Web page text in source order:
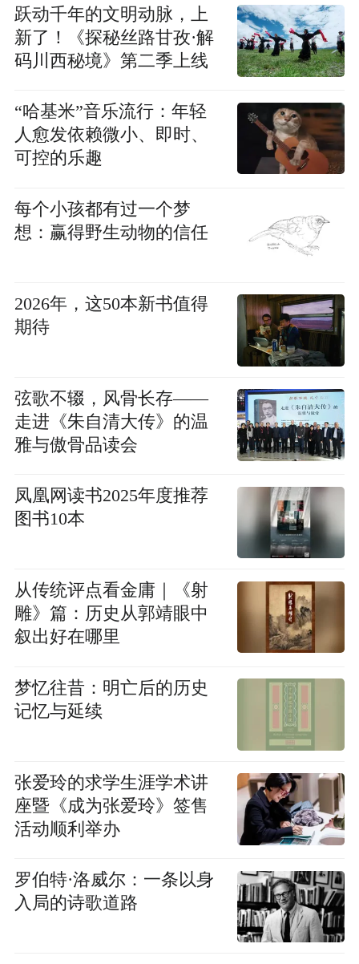
跃动千年的文明动脉，上
新了！《探秘丝路甘孜·解
码川西秘境》第二季上线
“哈基米”音乐流行：年轻
人愈发依赖微小、即时、
可控的乐趣
每个小孩都有过一个梦
想：赢得野生动物的信任
2026年，这50本新书值得
期待
弦歌不辍，风骨长存——
走进《朱自清大传》的温
雅与傲骨品读会
凤凰网读书2025年度推荐
图书10本
从传统评点看金庸｜《射
雕》篇：历史从郭靖眼中
叙出好在哪里
梦忆往昔：明亡后的历史
记忆与延续
张爱玲的求学生涯学术讲
座暨《成为张爱玲》签售
活动顺利举办
罗伯特·洛威尔：一条以身
入局的诗歌道路